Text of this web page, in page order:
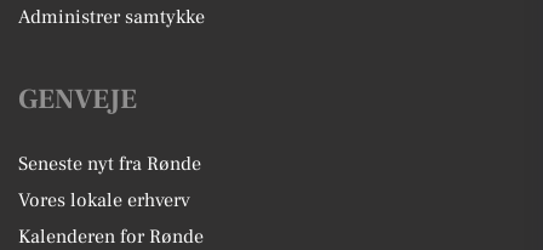
Administrer samtykke
GENVEJE
Seneste nyt fra Rønde
Vores lokale erhverv
Kalenderen for Rønde